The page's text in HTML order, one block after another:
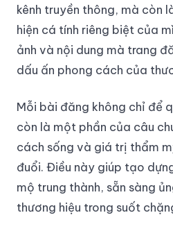
kênh truyền thông, mà còn
hiện cá tính riêng biệt của
ảnh và nội dung mà trang
dấu ấn phong cách của
Mỗi bài đăng không chỉ để
còn là một phần của câu
cách sống và giá trị thẩm
đuổi. Điều này giúp tạo
mộ trung thành, sẵn sàng
thương hiệu trong suốt